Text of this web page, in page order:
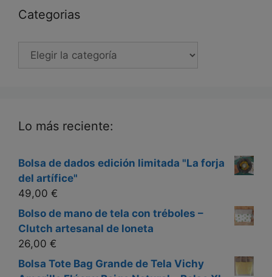
Categorias
Categorias
Lo más reciente:
Bolsa de dados edición limitada "La forja
del artífice"
49,00 €
Bolso de mano de tela con tréboles –
Clutch artesanal de loneta
26,00 €
Bolsa Tote Bag Grande de Tela Vichy